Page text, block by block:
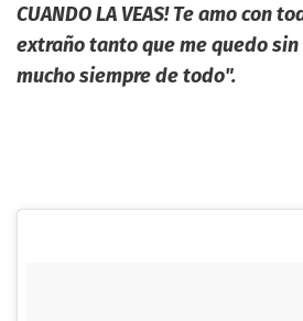
CUANDO LA VEAS! Te amo con
extraño tanto que me quedo sin
mucho siempre de todo".